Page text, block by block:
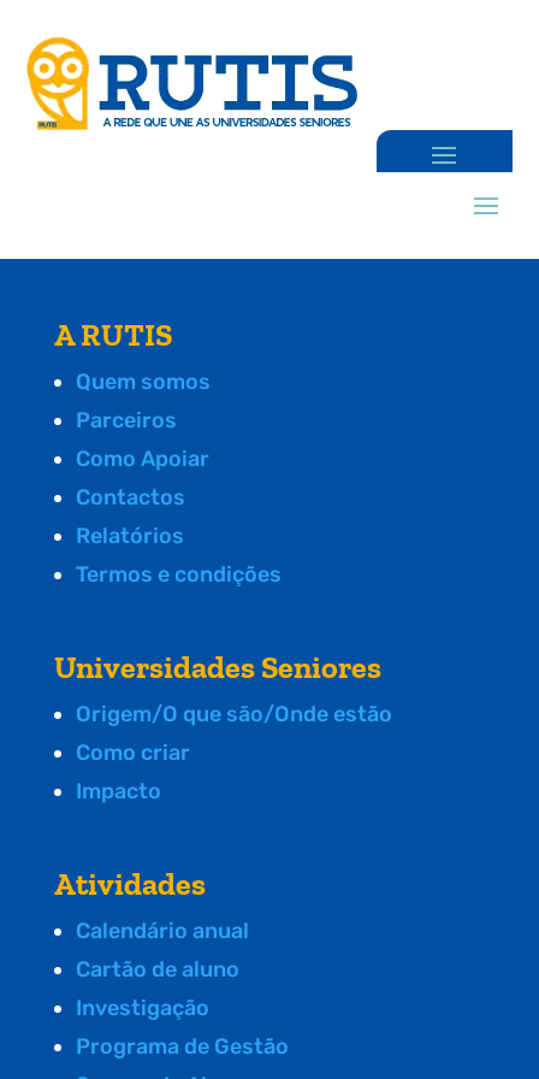
A RUTIS
Quem somos
Parceiros
Como Apoiar
Contactos
Relatórios
Termos e condições
Universidades Seniores
Origem/O que são/Onde estão
Como criar
Impacto
Atividades
Calendário anual
Cartão de aluno
Investigação
Programa de Gestão